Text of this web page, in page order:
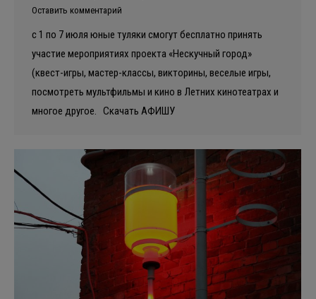
Оставить комментарий
с 1 по 7 июля юные туляки смогут бесплатно принять
участие мероприятиях проекта «Нескучный город»
(квест-игры, мастер-классы, викторины, веселые игры,
посмотреть мультфильмы и кино в Летних кинотеатрах и
многое другое. Скачать АФИШУ